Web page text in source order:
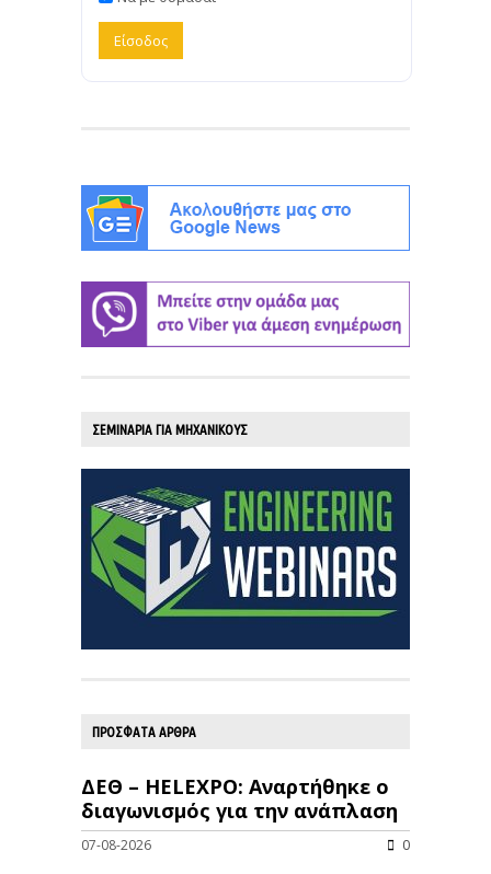
ΣΕΜΙΝΑΡΙΑ ΓΙΑ ΜΗΧΑΝΙΚΟΥΣ
ΠΡΟΣΦΑΤΑ ΑΡΘΡΑ
ΔΕΘ – HELEXPO: Αναρτήθηκε ο
διαγωνισμός για την ανάπλαση
07-08-2026 0